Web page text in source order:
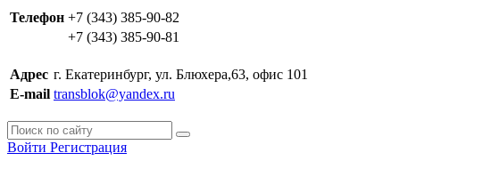
Телефон +7 (343) 385-90-82
+7 (343) 385-90-81
Адрес г. Екатеринбург, ул. Блюхера,63, офис 101
E-mail transblok@yandex.ru
Войти Регистрация